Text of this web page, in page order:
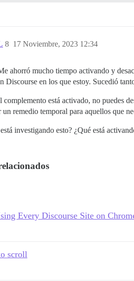
17 Noviembre, 2023 12:34
8
ahorró mucho tiempo activando y
Discourse en los que estoy. Sucedió
complemento está activado, no puedes
un remedio temporal para aquellos que
investigando esto? ¿Qué está
Every Discourse Site on
scroll